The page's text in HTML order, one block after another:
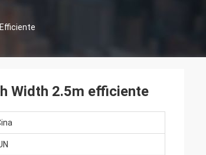
Width 2.5m efficiente